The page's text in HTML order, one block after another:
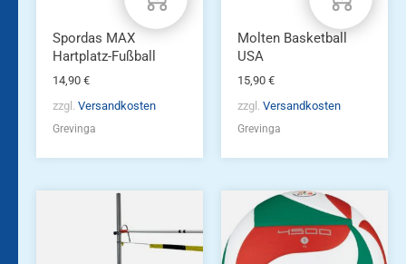
Spordas MAX
Hartplatz-Fußball
14,90 €
zzgl. Versandkosten
Grevinga
Molten Basketball
USA
15,90 €
zzgl. Versandkosten
Grevinga